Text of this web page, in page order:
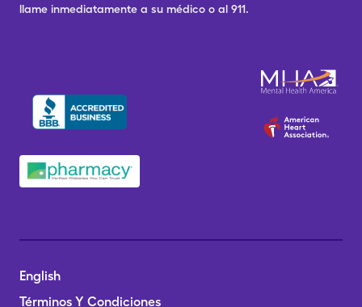
llame inmediatamente a su médico o al 911.
English
Términos Y Condiciones